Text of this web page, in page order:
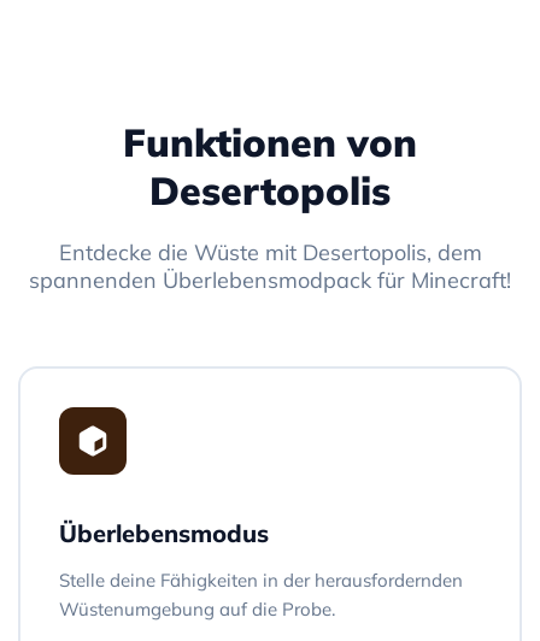
Funktionen von
Desertopolis
Entdecke die Wüste mit Desertopolis, dem
spannenden Überlebensmodpack für Minecraft!
Überlebensmodus
Stelle deine Fähigkeiten in der herausfordernden
Wüstenumgebung auf die Probe.